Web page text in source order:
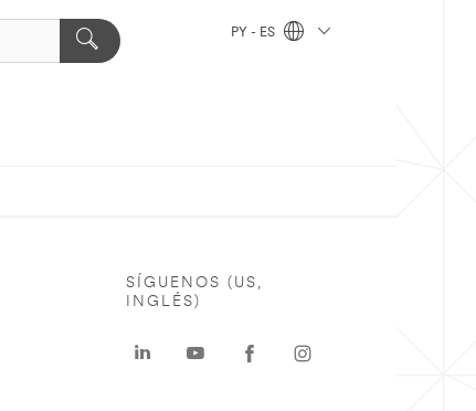
PY - ES
SÍGUENOS (US,
INGLÉS)